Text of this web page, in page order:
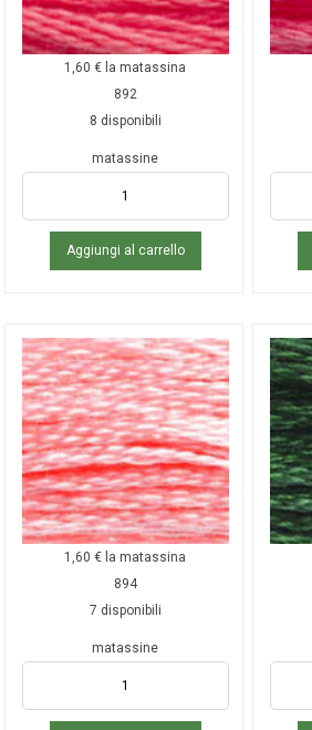
1,60€ la matassina
892
8 disponibili
matassine
Aggiungi al carrello
1,60€ la matassina
894
7 disponibili
matassine